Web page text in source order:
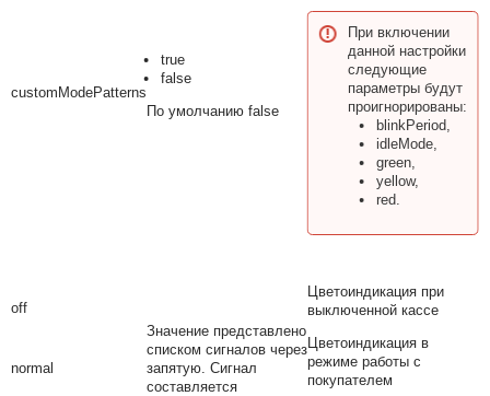
customModePatterns
true
false
По умолчанию false
При включении
данной настройки
следующие
параметры будут
проигнорированы:
blinkPeriod,
idleMode,
green,
yellow,
red.
off
Значение представлено
списком сигналов через
запятую. Сигнал
составляется
Цветоиндикация при
выключенной кассе
normal
Цветоиндикация в
режиме работы с
покупателем